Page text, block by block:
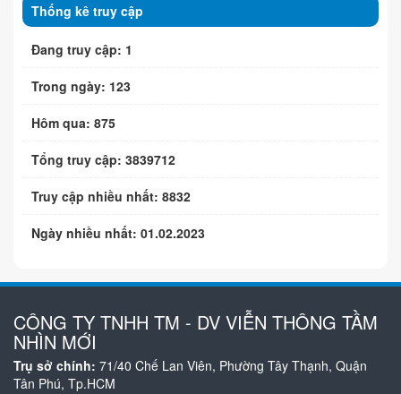
Thống kê truy cập
Đang truy cập: 1
Trong ngày: 123
Hôm qua: 875
Tổng truy cập: 3839712
Truy cập nhiều nhất: 8832
Ngày nhiều nhất: 01.02.2023
CÔNG TY TNHH TM - DV VIỄN THÔNG TẦM
NHÌN MỚI
Trụ sở chính: 71/40 Chế Lan Viên, Phường Tây Thạnh, Quận
Tân Phú, Tp.HCM